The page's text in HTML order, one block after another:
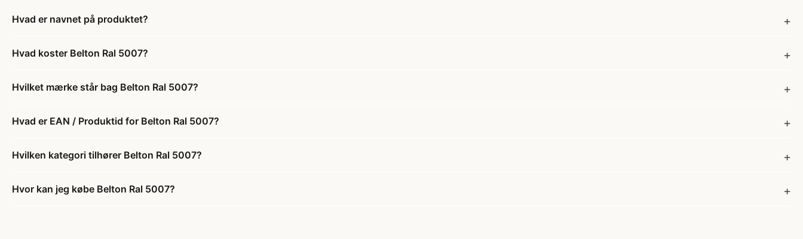
Hvad er navnet på produktet?
Hvad koster Belton Ral 5007?
Hvilket mærke står bag Belton Ral 5007?
Hvad er EAN / Produktid for Belton Ral 5007?
Hvilken kategori tilhører Belton Ral 5007?
Hvor kan jeg købe Belton Ral 5007?